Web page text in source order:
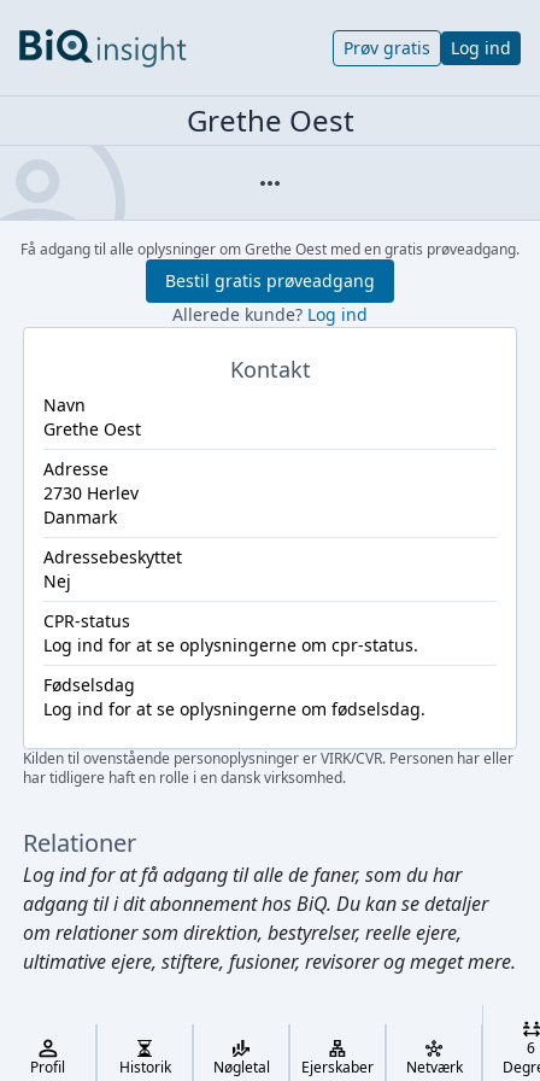
Cmd/Ctrl + K
Prøv gratis Log ind
Grethe Oest
Få adgang til alle oplysninger om Grethe Oest med en gratis prøveadgang.
Bestil gratis prøveadgang
Allerede kunde? Log ind
Kontakt
Navn
Grethe Oest
Adresse
2730 Herlev
Danmark
Adressebeskyttet
Nej
CPR-status
Log ind for at se oplysningerne om cpr-status.
Fødselsdag
Log ind for at se oplysningerne om fødselsdag.
Kilden til ovenstående personoplysninger er VIRK/CVR. Personen har eller
har tidligere haft en rolle i en dansk virksomhed.
Relationer
Log indfor at få adgang til alle de faner, som du har
adgang til i dit abonnement hos BiQ. Du kan se detaljer
om relationer som direktion, bestyrelser, reelle ejere,
ultimative ejere, stiftere, fusioner, revisorer og meget mere.
Profil Historik Nøgletal Ejerskaber Netværk
6